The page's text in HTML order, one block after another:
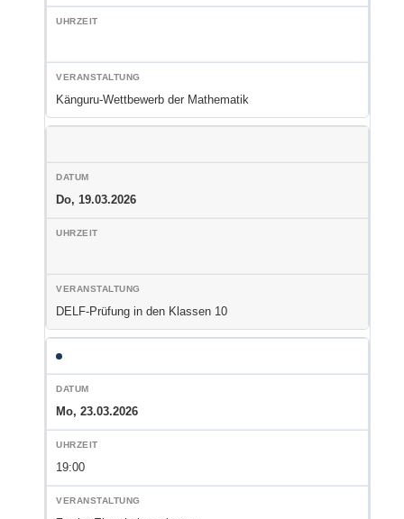
Känguru-Wettbewerb der Mathematik
Do, 19.03.2026
DELF-Prüfung in den Klassen 10
Mo, 23.03.2026
19:00